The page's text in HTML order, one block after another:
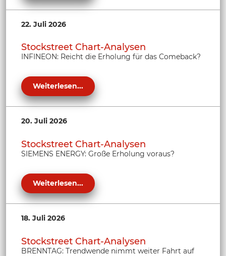
22. Juli 2026
Stockstreet Chart-Analysen
INFINEON: Reicht die Erholung für das Comeback?
Weiterlesen...
20. Juli 2026
Stockstreet Chart-Analysen
SIEMENS ENERGY: Große Erholung voraus?
Weiterlesen...
18. Juli 2026
Stockstreet Chart-Analysen
BRENNTAG: Trendwende nimmt weiter Fahrt auf